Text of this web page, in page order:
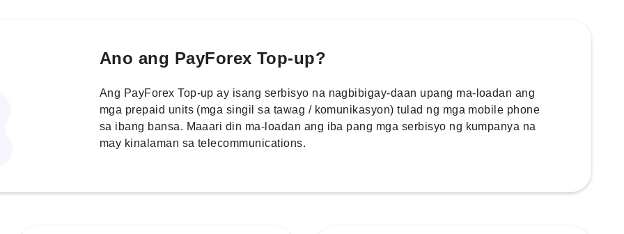
Ano ang PayForex Top-up?
Ang PayForex Top-up ay isang serbisyo na nagbibigay-daan upang ma-loadan ang
mga prepaid units (mga singil sa tawag / komunikasyon) tulad ng mga mobile phone
sa ibang bansa. Maaari din ma-loadan ang iba pang mga serbisyo ng kumpanya na
may kinalaman sa telecommunications.